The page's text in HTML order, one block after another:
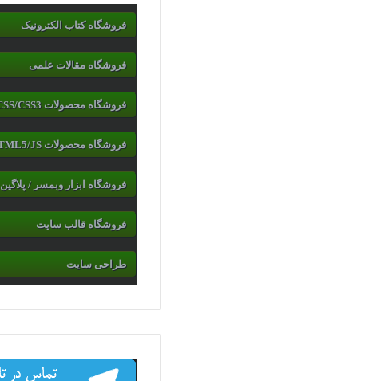
فروشگاه کتاب الکترونیک
فروشگاه مقالات علمی
فروشگاه محصولات CSS/CSS3
فروشگاه محصولات HTML5/JS
فروشگاه ابزار وبمسر / پلاگین
فروشگاه قالب سایت
طراحی سایت